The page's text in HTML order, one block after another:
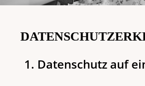
1. Datenschutz auf